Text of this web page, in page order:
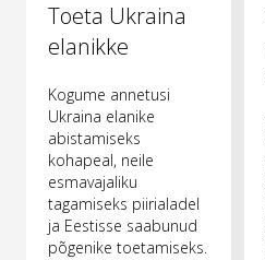
Toeta Ukraina
elanikke
Kogume annetusi
Ukraina elanike
abistamiseks
kohapeal, neile
esmavajaliku
tagamiseks piirialadel
ja Eestisse saabunud
põgenike toetamiseks.